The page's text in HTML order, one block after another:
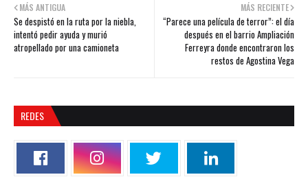
MÁS RECIENTE
“Parece una película de terror”: el día
después en el barrio Ampliación
Ferreyra donde encontraron los
restos de Agostina Vega
MÁS ANTIGUA
Se despistó en la ruta por la niebla,
intentó pedir ayuda y murió
atropellado por una camioneta
REDES